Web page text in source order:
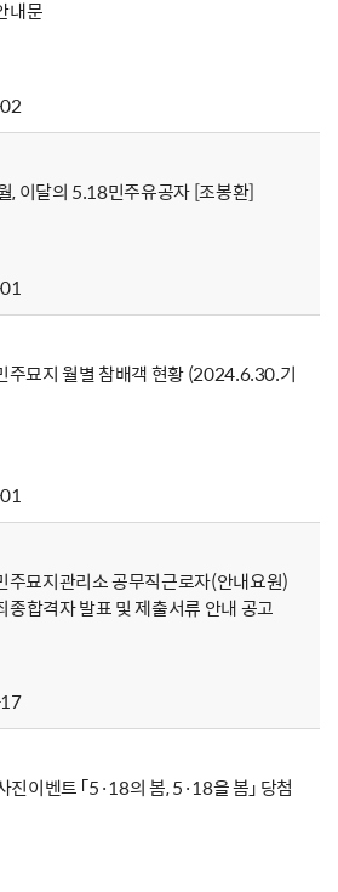
내문
, 이달의 5.18민주유공자 [조봉환]
주묘지 월별 참배객 현황 (2024.6.30.기
묘지관리소 공무직근로자(안내요원)
종합격자 발표 및 제출서류 안내 공고
이벤트 「5·18의 봄, 5·18을 봄」 당첨